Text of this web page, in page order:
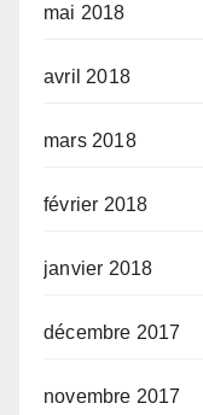
mai 2018
avril 2018
mars 2018
février 2018
janvier 2018
décembre 2017
novembre 2017